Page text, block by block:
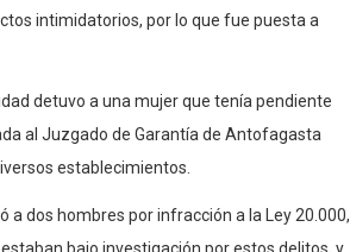
intimidatorios, por lo que fue puesta a
detuvo a una mujer que tenía pendiente
al Juzgado de Garantía de Antofagasta
establecimientos.
a dos hombres por infracción a la Ley 20.000,
bajo investigación por estos delitos, y